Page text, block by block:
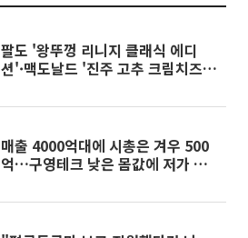
팔도 '왕뚜껑 리니지 클래식 에디
션'·맥도날드 '진주 고추 크림치즈
매출 4000억대에 시총은 겨우 500
억…구영테크 낮은 몸값에 저가 승